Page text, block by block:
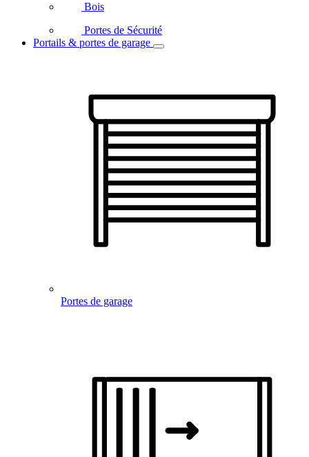
Bois
Portes de Sécurité
Portails & portes de garage
Portes de garage